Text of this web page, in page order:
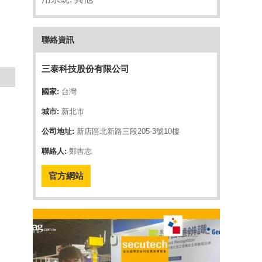
聯絡資訊
三泰科技股份有限公司
國家: 台灣
城市: 新北市
公司地址: 新店區北新路三段205-3號10樓
聯絡人: 鄭吉志
官方網站